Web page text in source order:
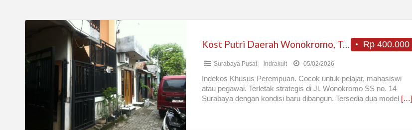
Daerah
Wonokromo,
Tengah
Surabaya
Rp 400.000
Kost Putri Daerah Wonokromo, Tengah Kota Surabaya
Surabaya Pusat indrakult 05/02/2026
Indekos Khusus Perempuan. Cocok untuk pelajar, mahasiswi
atau pegawai. Terletak strategis di Jl. Wonokromo SS no. 14
Surabaya dengan kondisi baru dibangun. Tersedia dua model […]